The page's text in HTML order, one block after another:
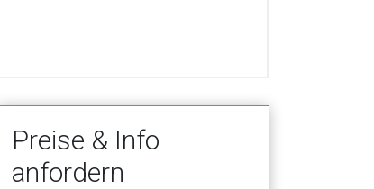
Preise & Info
anfordern